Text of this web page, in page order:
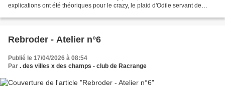
explications ont été théoriques pour le crazy, le plaid d'Odile servant de
Rebroder - Atelier n°6
Publié le 17/04/2026 à 08:54
Par . des villes x des champs - club de Racrange